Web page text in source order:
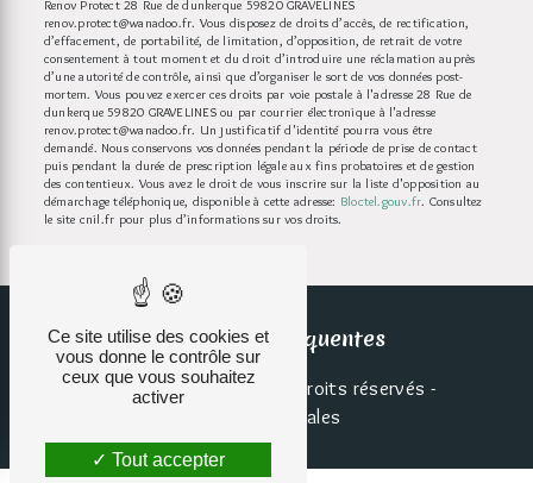
Renov Protect 28 Rue de dunkerque 59820 GRAVELINES
renov.protect@wanadoo.fr. Vous disposez de droits d’accès, de rectification,
d’effacement, de portabilité, de limitation, d’opposition, de retrait de votre
consentement à tout moment et du droit d’introduire une réclamation auprès
d’une autorité de contrôle, ainsi que d’organiser le sort de vos données post-
mortem. Vous pouvez exercer ces droits par voie postale à l'adresse 28 Rue de
dunkerque 59820 GRAVELINES ou par courrier électronique à l'adresse
renov.protect@wanadoo.fr. Un justificatif d'identité pourra vous être
demandé. Nous conservons vos données pendant la période de prise de contact
puis pendant la durée de prescription légale aux fins probatoires et de gestion
des contentieux. Vous avez le droit de vous inscrire sur la liste d'opposition au
démarchage téléphonique, disponible à cette adresse:
Bloctel.gouv.fr. Consultez
le site cnil.fr pour plus d’informations sur vos droits.
Recherches fréquentes
©Vistalid- 2026 - Tous droits réservés -
Mentions légales
Ce site utilise des cookies et
vous donne le contrôle sur
ceux que vous souhaitez
activer
Tout accepter